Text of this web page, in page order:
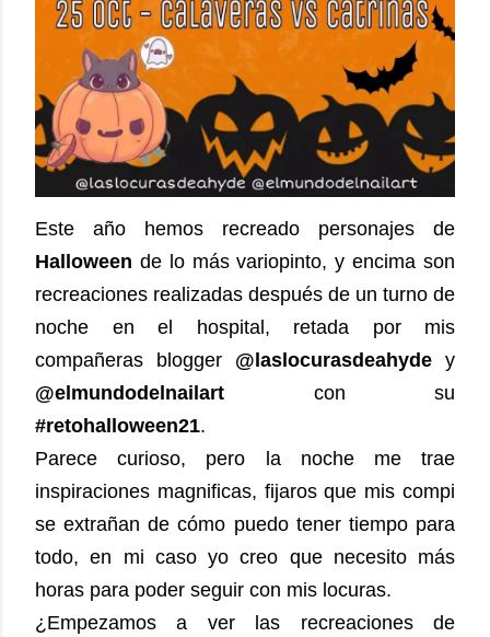
Este año hemos recreado personajes de
Halloween de lo más variopinto, y encima son
recreaciones realizadas después de un turno de
noche en el hospital, retada por mis
compañeras blogger @laslocurasdeahyde y
@elmundodelnailart con su
#retohalloween21.
Parece curioso, pero la noche me trae
inspiraciones magnificas, fijaros que mis compi
se extrañan de cómo puedo tener tiempo para
todo, en mi caso yo creo que necesito más
horas para poder seguir con mis locuras.
¿Empezamos a ver las recreaciones de